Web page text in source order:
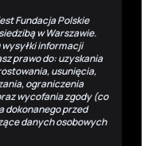
Fundacja Polskie
w Warszawie.
wysyłki informacji
prawo do: uzyskania
usunięcia,
ograniczenia
wycofania zgody (co
dokonanego przed
danych osobowych